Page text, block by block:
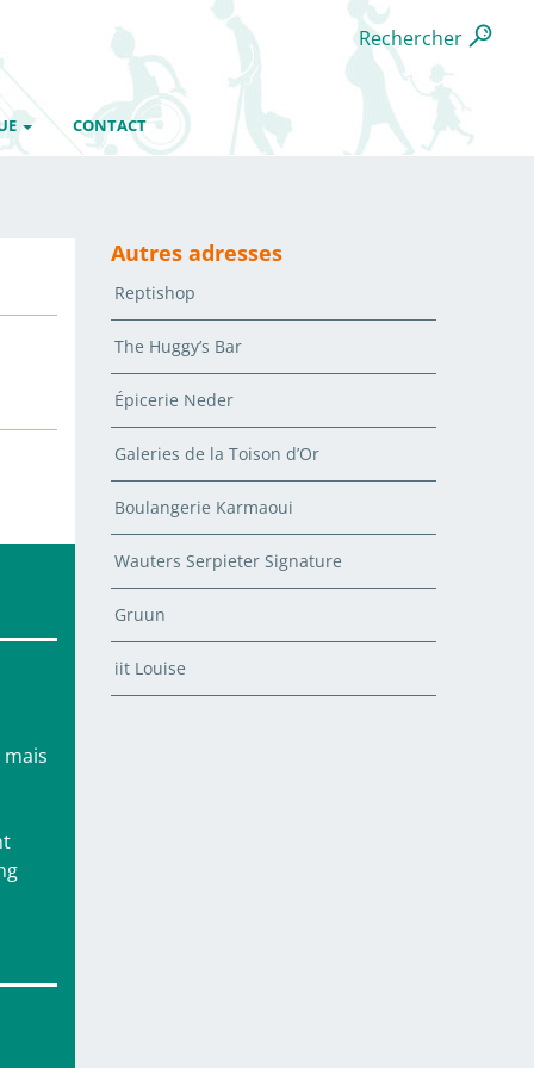
Rechercher
CONTACT
Autres adresses
Reptishop
The Huggy’s Bar
Épicerie Neder
Galeries de la Toison d’Or
Boulangerie Karmaoui
Wauters Serpieter Signature
Gruun
iit Louise